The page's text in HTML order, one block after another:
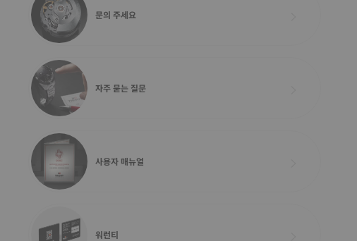
문의 주세요
자주 묻는 질문
사용자 매뉴얼
워런티